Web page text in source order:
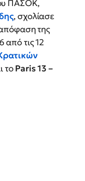
ΠΑΣΟΚ,
, σχολίασε
της
από τις 12
τοParis 13 –